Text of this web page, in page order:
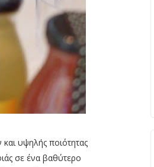
και υψηλής ποιότητας
σε ένα βαθύτερο